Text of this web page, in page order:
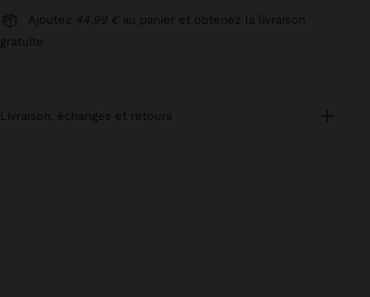
Ajoutez 44,99 € au panier et obtenez la livraison
gratuite
livraison, échanges et retours